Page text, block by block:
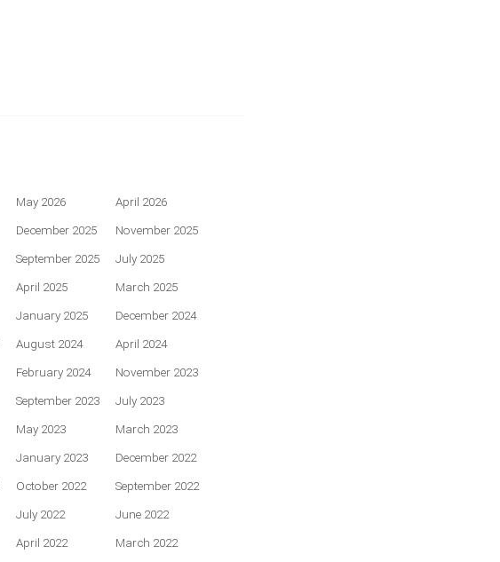
May 2026
April 2026
December 2025
November 2025
September 2025
July 2025
April 2025
March 2025
January 2025
December 2024
August 2024
April 2024
February 2024
November 2023
September 2023
July 2023
May 2023
March 2023
January 2023
December 2022
October 2022
September 2022
July 2022
June 2022
April 2022
March 2022